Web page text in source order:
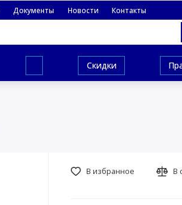
Документы Новости Контакты
Скидки
В избранное В